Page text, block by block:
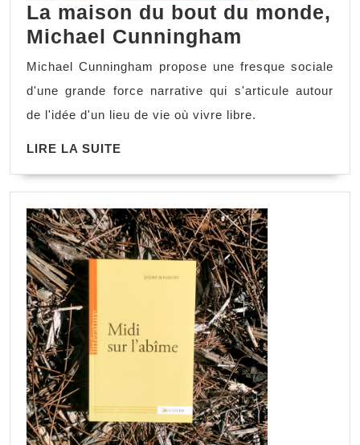
La maison du bout du monde,
Michael Cunningham
Michael Cunningham propose une fresque sociale
d'une grande force narrative qui s'articule autour
de l'idée d'un lieu de vie où vivre libre.
LIRE LA SUITE